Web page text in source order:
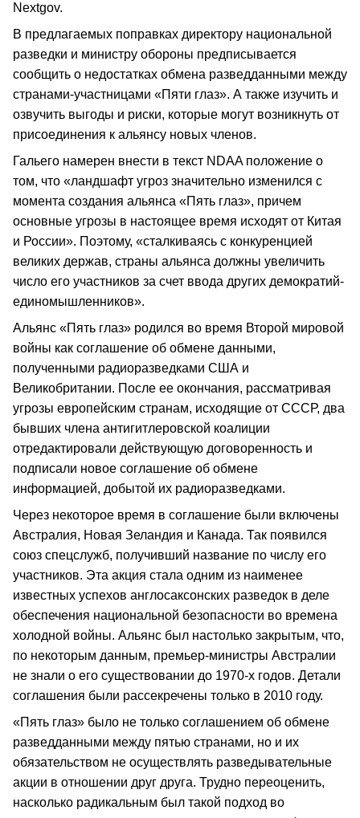
Nextgov.
В предлагаемых поправках директору национальной
разведки и министру обороны предписывается
сообщить о недостатках обмена разведданными между
странами-участницами «Пяти глаз». А также изучить и
озвучить выгоды и риски, которые могут возникнуть от
присоединения к альянсу новых членов.
Гальего намерен внести в текст NDAA положение о
том, что «ландшафт угроз значительно изменился с
момента создания альянса «Пять глаз», причем
основные угрозы в настоящее время исходят от Китая
и России». Поэтому, «сталкиваясь с конкуренцией
великих держав, страны альянса должны увеличить
число его участников за счет ввода других демократий-
единомышленников».
Альянс «Пять глаз» родился во время Второй мировой
войны как соглашение об обмене данными,
полученными радиоразведками США и
Великобритании. После ее окончания, рассматривая
угрозы европейским странам, исходящие от СССР, два
бывших члена антигитлеровской коалиции
отредактировали действующую договоренность и
подписали новое соглашение об обмене
информацией, добытой их радиоразведками.
Через некоторое время в соглашение были включены
Австралия, Новая Зеландия и Канада. Так появился
союз спецслужб, получивший название по числу его
участников. Эта акция стала одним из наименее
известных успехов англосаксонских разведок в деле
обеспечения национальной безопасности во времена
холодной войны. Альянс был настолько закрытым, что,
по некоторым данным, премьер-министры Австралии
не знали о его существовании до 1970-х годов. Детали
соглашения были рассекречены только в 2010 году.
«Пять глаз» было не только соглашением об обмене
разведданными между пятью странами, но и их
обязательством не осуществлять разведывательные
акции в отношении друг друга. Трудно переоценить,
насколько радикальным был такой подход во